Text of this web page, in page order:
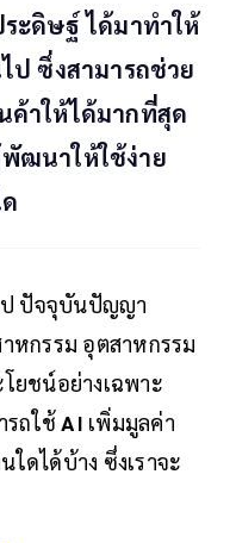
ะดิษฐ์ ได้มาทำให้
ป ซึ่งสามารถช่วย
ค้าให้ได้มากที่สุด
ฒนาให้ใช้ง่าย
ป ปัจจุบันปัญญา
หกรรม อุตสาหกรรม
ยชน์อย่างเฉพาะ
รถใช้AI เพิ่มมูลค่า
ดได้บ้าง ซึ่งเราจะ